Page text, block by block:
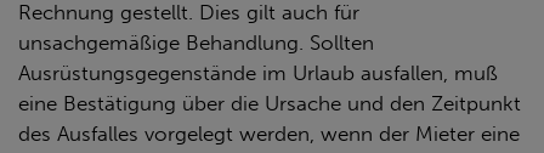
Rechnung gestellt. Dies gilt auch für
unsachgemäßige Behandlung. Sollten
Ausrüstungsgegenstände im Urlaub ausfallen, muß
eine Bestätigung über die Ursache und den Zeitpunkt
des Ausfalles vorgelegt werden, wenn der Mieter eine